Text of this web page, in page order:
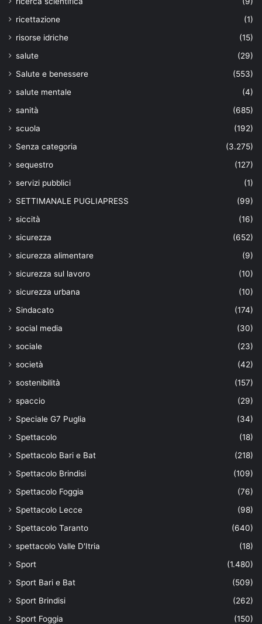
ricettazione
(1)
risorse idriche
(15)
salute
(29)
Salute e benessere
(553)
salute mentale
(4)
sanità
(685)
scuola
(192)
Senza categoria
(3.275)
sequestro
(127)
servizi pubblici
(1)
SETTIMANALE PUGLIAPRESS
(99)
siccità
(16)
sicurezza
(652)
sicurezza alimentare
(9)
sicurezza sul lavoro
(10)
sicurezza urbana
(10)
Sindacato
(174)
social media
(30)
sociale
(23)
società
(42)
sostenibilità
(157)
spaccio
(29)
Speciale G7 Puglia
(34)
Spettacolo
(18)
Spettacolo Bari e Bat
(218)
Spettacolo Brindisi
(109)
Spettacolo Foggia
(76)
Spettacolo Lecce
(98)
Spettacolo Taranto
(640)
spettacolo Valle D'Itria
(18)
Sport
(1.480)
Sport Bari e Bat
(509)
Sport Brindisi
(262)
Sport Foggia
(150)